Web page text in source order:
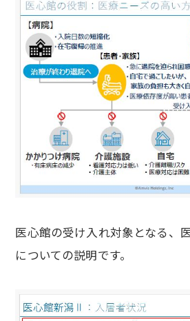
医心館の受け入れ対象となる、
についての説明です。